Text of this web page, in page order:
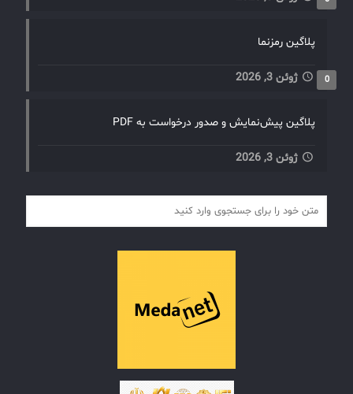
پلاگین رمزنما
ژوئن 3, 2026 0
پلاگین پیش‌نمایش و صدور درخواست به PDF
ژوئن 3, 2026